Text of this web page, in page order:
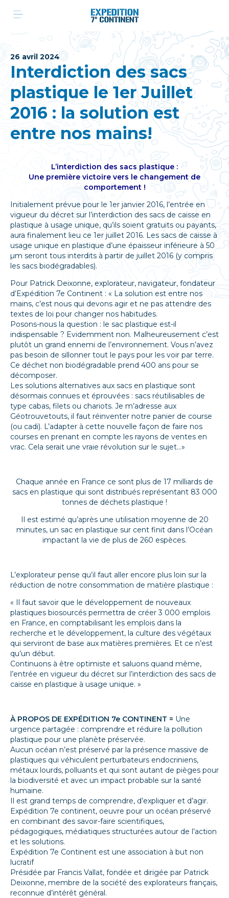
26 avril 2024
Interdiction des sacs
plastique le 1er Juillet
2016 : la solution est
entre nos mains!
L’interdiction des sacs plastique :
Une première victoire vers le changement de
comportement !
Initialement prévue pour le 1er janvier 2016, l’entrée en
vigueur du décret sur l’interdiction des sacs de caisse en
plastique à usage unique, qu’ils soient gratuits ou payants,
aura finalement lieu ce 1er juillet 2016. Les sacs de caisse à
usage unique en plastique d’une épaisseur inférieure à 50
µm seront tous interdits à partir de juillet 2016 (y compris
les sacs biodégradables).
Pour Patrick Deixonne, explorateur, navigateur, fondateur
d’Expédition 7e Continent : « La solution est entre nos
mains, c’est nous qui devons agir et ne pas attendre des
textes de loi pour changer nos habitudes.
Posons-nous la question : le sac plastique est-il
indispensable ? Evidemment non. Malheureusement c’est
plutôt un grand ennemi de l’environnement. Vous n’avez
pas besoin de sillonner tout le pays pour les voir par terre.
Ce déchet non biodégradable prend 400 ans pour se
décomposer.
Les solutions alternatives aux sacs en plastique sont
désormais connues et éprouvées : sacs réutilisables de
type cabas, filets ou chariots. Je m’adresse aux
Géotrouvetouts, il faut réinventer notre panier de course
(ou cadi). L’adapter à cette nouvelle façon de faire nos
courses en prenant en compte les rayons de ventes en
vrac. Cela serait une vraie révolution sur le sujet…»
Chaque année en France ce sont plus de 17 milliards de
sacs en plastique qui sont distribués représentant 83 000
tonnes de déchets plastique !
Il est estimé qu’après une utilisation moyenne de 20
minutes, un sac en plastique sur cent finit dans l’Océan
impactant la vie de plus de 260 espèces.
L’explorateur pense qu’il faut aller encore plus loin sur la
réduction de notre consommation de matière plastique :
« Il faut savoir que le développement de nouveaux
plastiques biosourcés permettra de créer 3 000 emplois
en France, en comptabilisant les emplois dans la
recherche et le développement, la culture des végétaux
qui serviront de base aux matières premières. Et ce n’est
qu’un début.
Continuons à être optimiste et saluons quand même,
l’entrée en vigueur du décret sur l’interdiction des sacs de
caisse en plastique à usage unique. »
À PROPOS DE EXPÉDITION 7e CONTINENT = Une
urgence partagée : comprendre et réduire la pollution
plastique pour une planète préservée.
Aucun océan n’est préservé par la présence massive de
plastiques qui véhiculent perturbateurs endocriniens,
métaux lourds, polluants et qui sont autant de pièges pour
la biodiversité et avec un impact probable sur la santé
humaine.
Il est grand temps de comprendre, d’expliquer et d’agir.
Expédition 7e continent, oeuvre pour un océan préservé
en combinant des savoir-faire scientifiques,
pédagogiques, médiatiques structurées autour de l’action
et les solutions.
Expédition 7e Continent est une association à but non
lucratif
Présidée par Francis Vallat, fondée et dirigée par Patrick
Deixonne, membre de la société des explorateurs français,
reconnue d’intérêt général.